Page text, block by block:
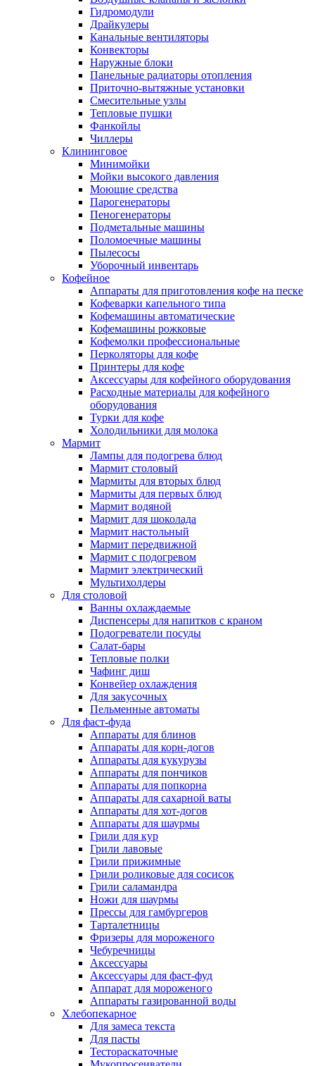
Гидромодули
Драйкулеры
Канальные вентиляторы
Конвекторы
Наружные блоки
Панельные радиаторы отопления
Приточно-вытяжные установки
Смесительные узлы
Тепловые пушки
Фанкойлы
Чиллеры
Клининговое
Минимойки
Мойки высокого давления
Моющие средства
Парогенераторы
Пеногенераторы
Подметальные машины
Поломоечные машины
Пылесосы
Уборочный инвентарь
Кофейное
Аппараты для приготовления кофе на песке
Кофеварки капельного типа
Кофемашины автоматические
Кофемашины рожковые
Кофемолки профессиональные
Перколяторы для кофе
Принтеры для кофе
Аксессуары для кофейного оборудования
Расходные материалы для кофейного
оборудования
Турки для кофе
Холодильники для молока
Мармит
Лампы для подогрева блюд
Мармит столовый
Мармиты для вторых блюд
Мармиты для первых блюд
Мармит водяной
Мармит для шоколада
Мармит настольный
Мармит передвижной
Мармит с подогревом
Мармит электрический
Мультихолдеры
Для столовой
Ванны охлаждаемые
Диспенсеры для напитков с краном
Подогреватели посуды
Салат-бары
Тепловые полки
Чафинг диш
Конвейер охлаждения
Для закусочных
Пельменные автоматы
Для фаст-фуда
Аппараты для блинов
Аппараты для корн-догов
Аппараты для кукурузы
Аппараты для пончиков
Аппараты для попкорна
Аппараты для сахарной ваты
Аппараты для хот-догов
Аппараты для шаурмы
Грили для кур
Грили лавовые
Грили прижимные
Грили роликовые для сосисок
Грили саламандра
Ножи для шаурмы
Прессы для гамбургеров
Тарталетницы
Фризеры для мороженого
Чебуречницы
Аксессуары
Аксессуары для фаст-фуд
Аппарат для мороженого
Аппараты газированной воды
Хлебопекарное
Для замеса текста
Для пасты
Тестораскаточные